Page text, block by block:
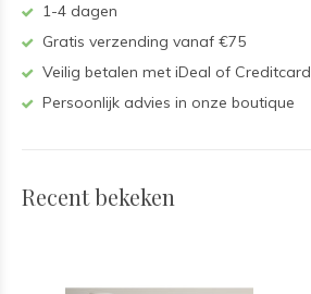
1-4 dagen
Gratis verzending vanaf €75
Veilig betalen met iDeal of Creditcard
Persoonlijk advies in onze boutique
Recent bekeken